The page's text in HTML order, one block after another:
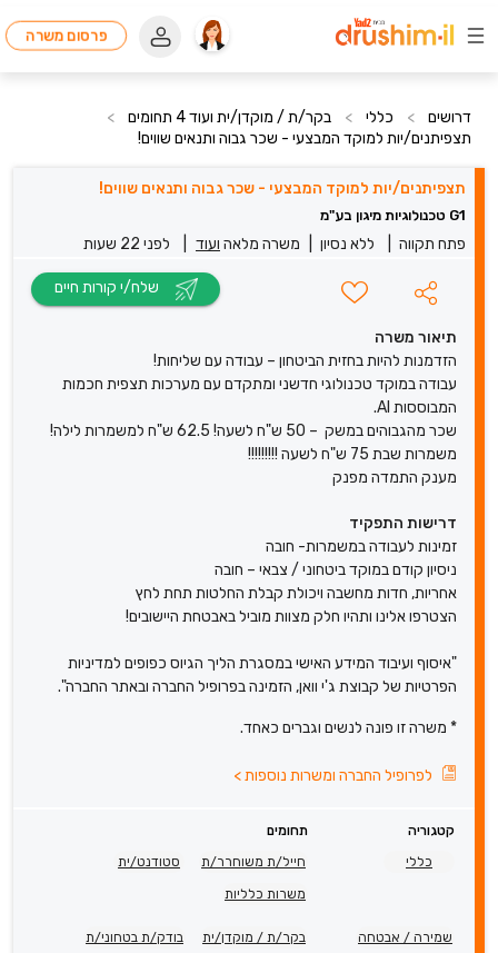
פרסום משרה
דרושים > כללי > בקר/ת / מוקדן/ית ועוד 4 תחומים
>
תצפיתנים/יות למוקד המבצעי - שכר גבוה ותנאים שווים!
תצפיתנים/יות למוקד המבצעי - שכר גבוה ותנאים שווים!
G1 טכנולוגיות מיגון בע"מ
פתח תקווה ללא נסיון משרה מלאה ועוד לפני 22 שעות
תיאור משרה
הזדמנות להיות בחזית הביטחון – עבודה עם שליחות!
עבודה במוקד טכנולוגי חדשני ומתקדם עם מערכות תצפית חכמות
המבוססות AI.
שכר מהגבוהים במשק – 50 ש"ח לשעה! 62.5 ש"ח למשמרות לילה!
משמרות שבת 75 ש"ח לשעה !!!!!!!!!
מענק התמדה מפנק
דרישות התפקיד
זמינות לעבודה במשמרות- חובה
ניסיון קודם במוקד ביטחוני / צבאי – חובה
אחריות, חדות מחשבה ויכולת קבלת החלטות תחת לחץ
הצטרפו אלינו ותהיו חלק מצוות מוביל באבטחת היישובים!
"איסוף ועיבוד המידע האישי במסגרת הליך הגיוס כפופים למדיניות
הפרטיות של קבוצת ג'י וואן, הזמינה בפרופיל החברה ובאתר החברה".
* משרה זו פונה לנשים וגברים כאחד.
לפרופיל החברה ומשרות נוספות>
קטגוריה
תחומים
כללי
חייל/ת משוחרר/ת סטודנט/ית
משרות כלליות
שמירה / אבטחה בקר/ת / מוקדן/ית בודק/ת בטחוני/ת